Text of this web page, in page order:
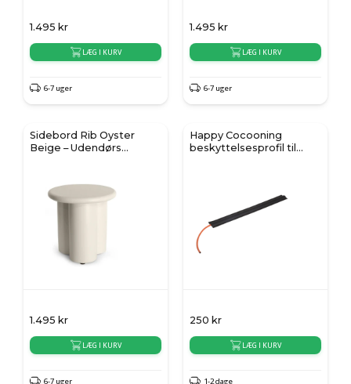
1.495 kr
LÆG I KURV
6-7 uger
1.495 kr
LÆG I KURV
6-7 uger
Sidebord Rib Oyster
Beige – Udendørs
1.495 kr
LÆG I KURV
6-7 uger
Happy Cocooning
beskyttelsesprofil til
250 kr
LÆG I KURV
1-2 dage